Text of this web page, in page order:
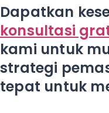
Dapatkan
konsultasi
kami untuk
strategi
tepat untuk